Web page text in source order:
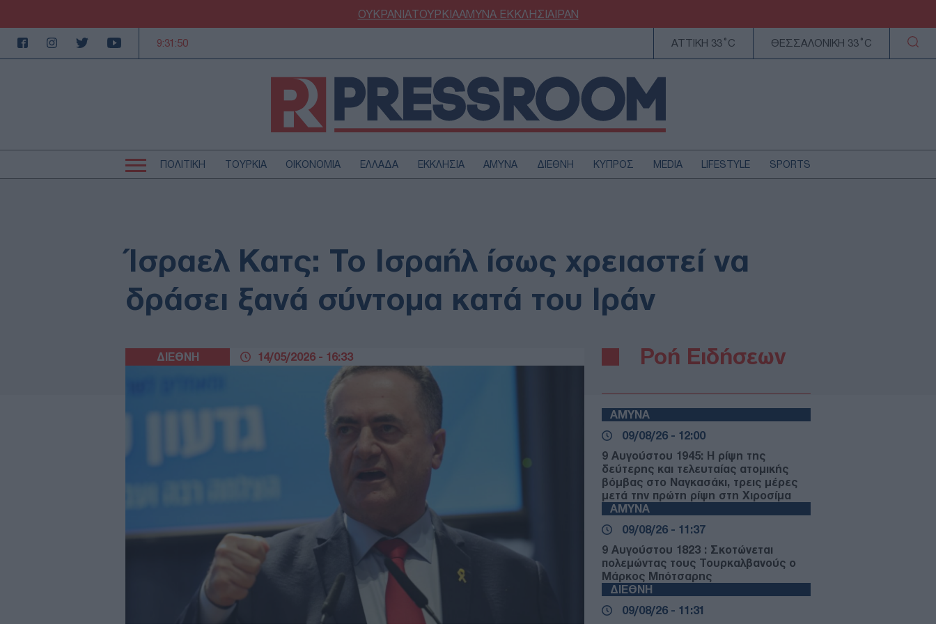
ΟΥΚΡΑΝΙΑΤΟΥΡΚΙΑΑΜΥΝΑΕΚΚΛΗΣΙΑΙΡΑΝ
9:31:50 ΑΤΤΙΚΗ 33°C ΘΕΣΣΑΛΟΝΙΚΗ 33°C
ΠΟΛΙΤΙΚΗ ΤΟΥΡΚΙΑ ΟΙΚΟΝΟΜΙΑ ΕΛΛΑΔΑ ΕΚΚΛΗΣΙΑ ΑΜΥΝΑ ΔΙΕΘΝΗ ΚΥΠΡΟΣ MEDIA LIFESTYLE SPORTS
AUTO - MOTO
ΓΑΣΤΡΟΝΟΜΙΑ ΥΓΕΙΑ
ΤΕΧΝΟΛΟΓΙΑ
ΠΑΡΑΞΕΝΑ
ΖΩΔΙΑ ΑΡΘΡΟΓΡΑΦΙΑ
Ίσραελ Κατς: Το Ισραήλ ίσως χρειαστεί να
δράσει ξανά σύντομα κατά του Ιράν
ΔΙΕΘΝΗ 14/05/2026 - 16:33 Ροή Ειδήσεων
ΑΜΥΝΑ
09/08/26 - 12:00
9 Αυγούστου 1945: Η ρίψη της
δεύτερης και τελευταίας ατομικής
βόμβας στο Ναγκασάκι, τρεις μέρες
μετά την πρώτη ρίψη στη Χιροσίμα
ΑΜΥΝΑ
09/08/26 - 11:37
9 Αυγούστου 1823 : Σκοτώνεται
πολεμώντας τους Τουρκαλβανούς ο
Μάρκος Μπότσαρης
ΔΙΕΘΝΗ
09/08/26 - 11:31